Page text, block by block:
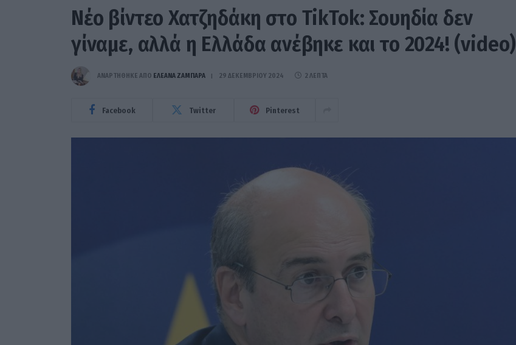
Nέο βίντεο Χατζηδάκη στο TikTok: Σουηδία δεν
γίναμε, αλλά η Ελλάδα ανέβηκε και το 2024! (video)
ΑΝΑΡΤΗΘΗΚΕ ΑΠΟ ΕΛΕΑΝΑ ΖΑΜΠΑΡΑ 29 ΔΕΚΕΜΒΡΊΟΥ 2024 2 ΛΕΠΤΆ
Facebook Twitter Pinterest